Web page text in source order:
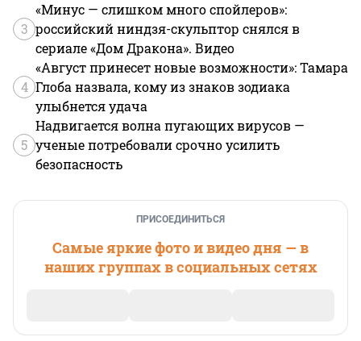
3
«Минус — слишком много спойлеров»:
российский ниндзя-скульптор снялся в
сериале «Дом Дракона». Видео
4
«Август принесет новые возможности»: Тамара
Глоба назвала, кому из знаков зодиака
улыбнется удача
5
Надвигается волна пугающих вирусов —
ученые потребовали срочно усилить
безопасность
ПРИСОЕДИНИТЬСЯ
Самые яркие фото и видео дня — в
наших группах в социальных сетях